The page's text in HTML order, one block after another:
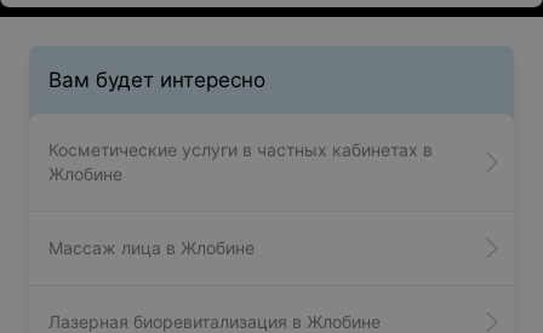
Вам будет интересно
Косметические услуги в частных кабинетах в
Жлобине
Массаж лица в Жлобине
Лазерная биоревитализация в Жлобине